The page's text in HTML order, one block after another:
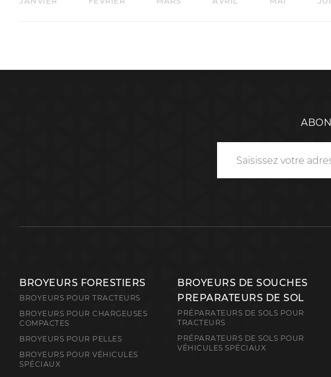
BROYEURS FORESTIERS
BROYEURS POUR TRACTEURS
BROYEURS POUR CHARGEUSES
COMPACTES
BROYEURS POUR PELLES
BROYEURS POUR VÉHICULES
SPÉCIAUX
BROYEURS DE SOUCHES
PREPARATEURS DE SOL
PRÉPARATEURS DE SOLS POUR
TRACTEURS
PRÉPARATEURS DE SOLS POUR
VÉHICULES SPÉCIAUX